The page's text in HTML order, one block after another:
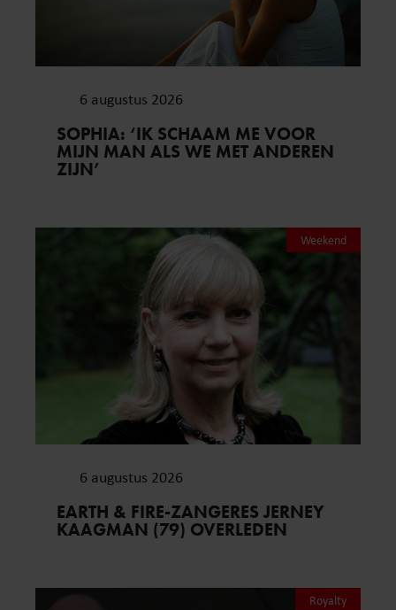
6 augustus 2026
SOPHIA: ‘IK SCHAAM ME VOOR
MIJN MAN ALS WE MET ANDEREN
ZIJN’
Weekend
6 augustus 2026
EARTH & FIRE-ZANGERES JERNEY
KAAGMAN (79) OVERLEDEN
Royalty